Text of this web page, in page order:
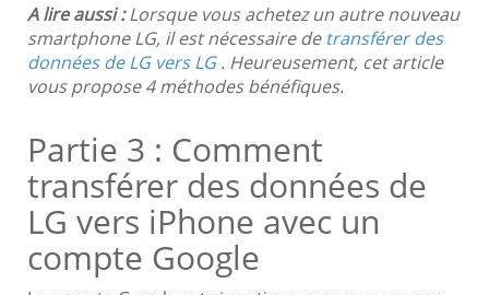
A lire aussi :Lorsque vous achetez un autre nouveau
smartphone LG, il est nécessaire de transférer des
données de LG vers LG. Heureusement, cet article
vous propose 4 méthodes bénéfiques.
Partie 3 : Comment
transférer des données de
LG vers iPhone avec un
compte Google